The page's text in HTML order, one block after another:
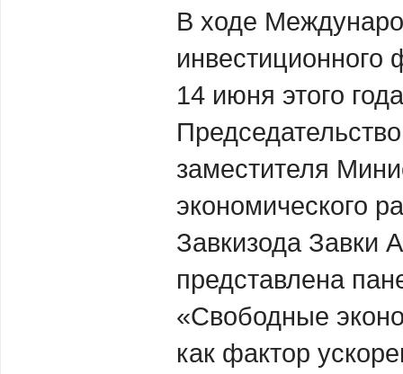
В ходе
14 июня этого
заместителя
экономического
Завкизода Завки
представлена
«Свободные
как фактор